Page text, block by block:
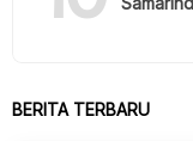
BERITA TERBARU